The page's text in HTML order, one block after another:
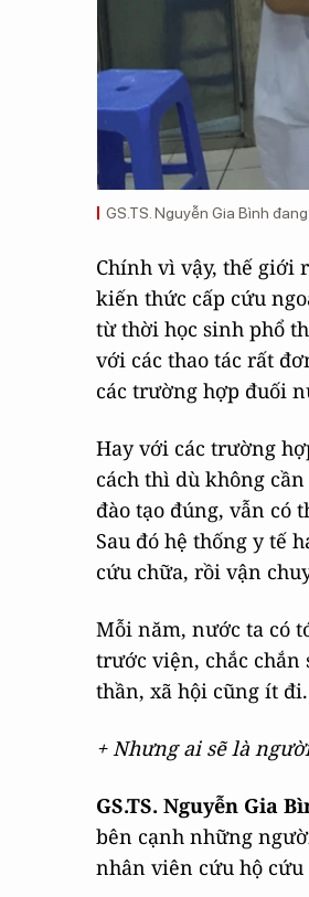
GS.TS. Nguyễn Gia Bình
Chính vì vậy, thế giới
kiến thức cấp cứu
từ thời học sinh phổ
với các thao tác rất
các trường hợp đuối
Hay với các trường
cách thì dù không
đào tạo đúng, vẫn có
Sau đó hệ thống y tế
cứu chữa, rồi vận
Mỗi năm, nước ta có
trước viện, chắc
thần, xã hội cũng ít đi.
+ Nhưng ai sẽ là
GS.TS. Nguyễn Gia
bên cạnh những
nhân viên cứu hộ